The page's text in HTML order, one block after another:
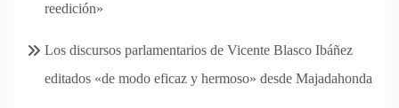
reedición»
Los discursos parlamentarios de Vicente Blasco Ibáñez
editados «de modo eficaz y hermoso» desde Majadahonda